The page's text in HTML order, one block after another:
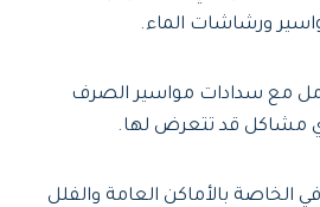
ورشاشات الماء.
مع سدادات مواسير الصرف
مشاكل قد تتعرض لها.
الخاصة بالأماكن العامة والفلل